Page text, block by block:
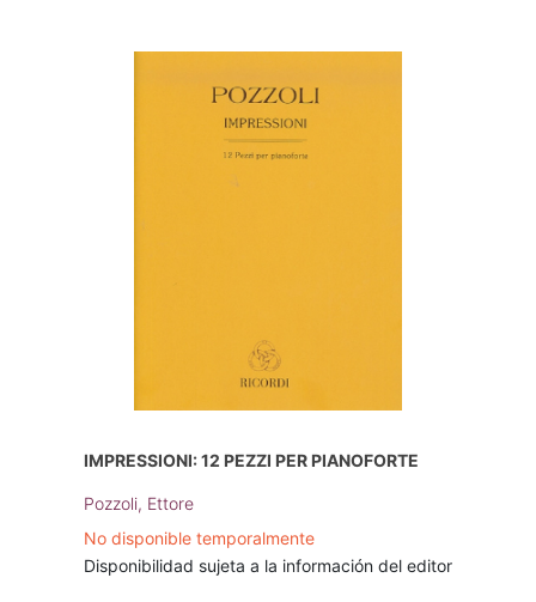
IMPRESSIONI: 12 PEZZI PER PIANOFORTE
Pozzoli, Ettore
No disponible temporalmente
Disponibilidad sujeta a la información del editor